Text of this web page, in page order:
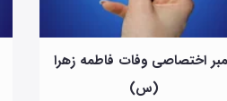
اختصاصی وفات فاطمه زهرا
(س)